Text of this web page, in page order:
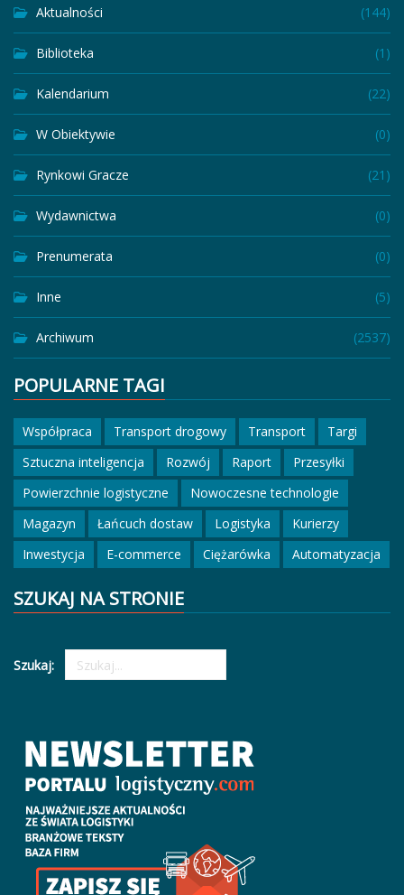
Aktualności (144)
Biblioteka (1)
Kalendarium (22)
W Obiektywie (0)
Rynkowi Gracze (21)
Wydawnictwa (0)
Prenumerata (0)
Inne (5)
Archiwum (2537)
POPULARNE TAGI
Współpraca Transport drogowy Transport
Targi
Sztuczna inteligencja
Rozwój Raport
Przesyłki
Powierzchnie logistyczne
Nowoczesne technologie
Magazyn
Łańcuch dostaw Logistyka
Kurierzy
Inwestycja
E-commerce Ciężarówka Automatyzacja
SZUKAJ NA STRONIE
Szukaj: